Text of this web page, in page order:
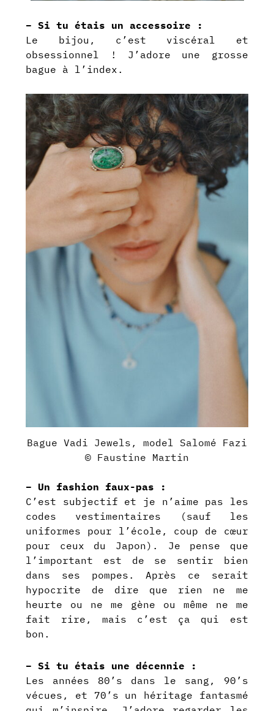
– Si tu étais un accessoire :
Le bijou, c’est viscéral et
obsessionnel ! J’adore une grosse
bague à l’index.
Bague Vadi Jewels, model Salomé Fazi
© Faustine Martin
– Un fashion faux-pas :
C’est subjectif et je n’aime pas les
codes vestimentaires (sauf les
uniformes pour l’école, coup de cœur
pour ceux du Japon). Je pense que
l’important est de se sentir bien
dans ses pompes. Après ce serait
hypocrite de dire que rien ne me
heurte ou ne me gène ou même ne me
fait rire, mais c’est ça qui est
bon.
– Si tu étais une décennie :
Les années 80’s dans le sang, 90’s
vécues, et 70’s un héritage fantasmé